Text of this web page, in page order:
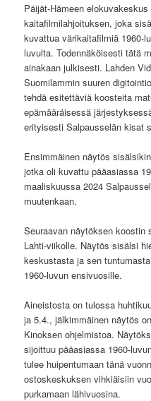
Päijät-Hämeen
kaitafilmilahjoituksen, joka
kuvattua värikaitafilmiä 1960-
luvulta. Todennäköisesti tätä
ainakaan julkisesti. Lahden
Suomilammin suuren
tehdä esitettäviä koosteita
epämääräisessä
erityisesti Salpausselän kisat
Ensimmäinen näytös
jotka oli kuvattu pääasiassa
maaliskuussa 2024
muutenkaan.
Seuraavan näytöksen
Lahti-viikolle. Näytös sisälsi
keskustasta ja sen
1960-luvun ensivuosille.
Aineistosta on tulossa
ja 5.4., jälkimmäinen näytös
Kinoksen ohjelmistoa.
sijoittuu pääasiassa 1960-
tulee huipentumaan tänä
ostoskeskuksen vihkiäisiin
purkamaan lähivuosina.